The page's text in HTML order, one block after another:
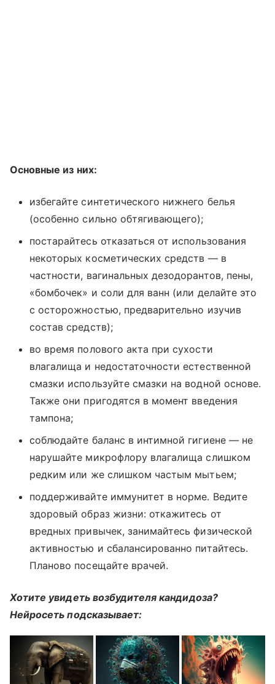
Основные из них:
избегайте синтетического нижнего белья
(особенно сильно обтягивающего);
постарайтесь отказаться от использования
некоторых косметических средств — в
частности, вагинальных дезодорантов, пены,
«бомбочек» и соли для ванн (или делайте это
с осторожностью, предварительно изучив
состав средств);
во время полового акта при сухости
влагалища и недостаточности естественной
смазки используйте смазки на водной основе.
Также они пригодятся в момент введения
тампона;
соблюдайте баланс в интимной гигиене — не
нарушайте микрофлору влагалища слишком
редким или же слишком частым мытьем;
поддерживайте иммунитет в норме. Ведите
здоровый образ жизни: откажитесь от
вредных привычек, занимайтесь физической
активностью и сбалансированно питайтесь.
Планово посещайте врачей.
Хотите увидеть возбудителя кандидоза?
Нейросеть подсказывает: